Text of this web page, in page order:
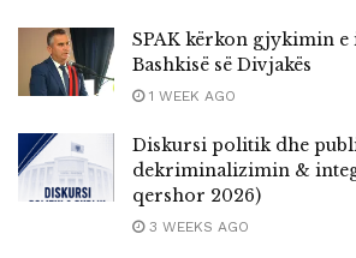
SPAK kërkon gjykimin
Bashkisë së Divjakës
1 WEEK AGO
Diskursi politik dhe
dekriminalizimin &
qershor 2026)
3 WEEKS AGO